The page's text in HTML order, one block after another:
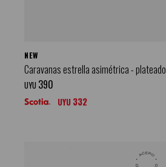
NEW
Caravanas estrella asimétrica - plateado
UYU 390
UYU 332